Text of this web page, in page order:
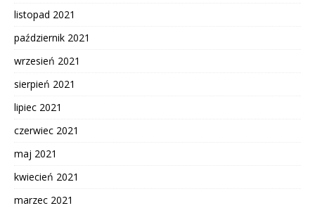
listopad 2021
październik 2021
wrzesień 2021
sierpień 2021
lipiec 2021
czerwiec 2021
maj 2021
kwiecień 2021
marzec 2021